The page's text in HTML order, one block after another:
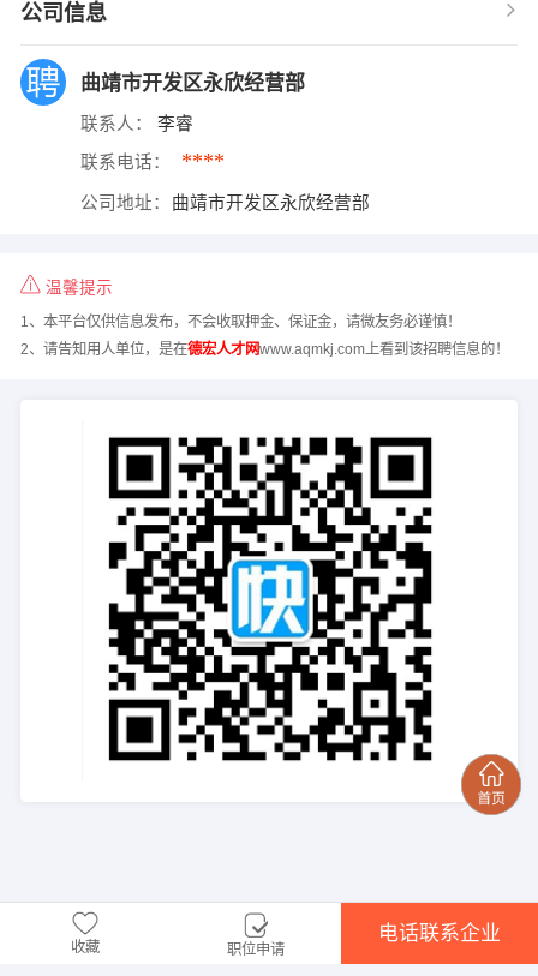
公司信息
曲靖市开发区永欣经营部
联系人： 李睿
联系电话： ****
公司地址： 曲靖市开发区永欣经营部
温馨提示
1、本平台仅供信息发布，不会收取押金、保证金，请微友务必谨慎！
2、请告知用人单位，是在德宏人才网www.aqmkj.com上看到该招聘信息的！
收藏 职位申请
电话联系企业